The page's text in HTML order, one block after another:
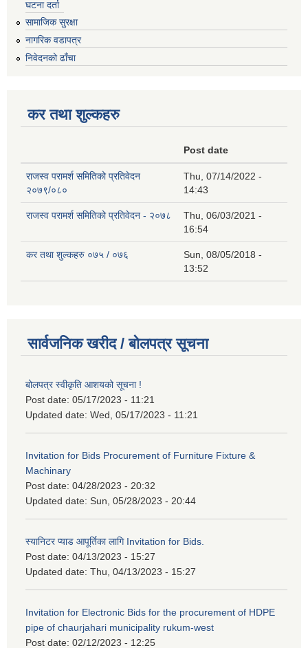
घटना दर्ता
सामाजिक सुरक्षा
नागरिक वडापत्र
निवेदनको ढाँचा
कर तथा शुल्कहरु
Post date
राजस्व परामर्श समितिको प्रतिवेदन
२०७९/०८०
Thu, 07/14/2022 -
14:43
राजस्व परामर्श समितिको प्रतिवेदन - २०७८
Thu, 06/03/2021 -
16:54
कर तथा शुल्कहरु ०७५ / ०७६
Sun, 08/05/2018 -
13:52
सार्वजनिक खरीद / बोलपत्र सूचना
बोलपत्र स्वीकृति आशयको सूचना !
Post date: 05/17/2023 - 11:21
Updated date: Wed, 05/17/2023 - 11:21
Invitation for Bids Procurement of Furniture Fixture &
Machinary
Post date: 04/28/2023 - 20:32
Updated date: Sun, 05/28/2023 - 20:44
स्यानिटर प्याड आपूर्तिका लागि Invitation for Bids.
Post date: 04/13/2023 - 15:27
Updated date: Thu, 04/13/2023 - 15:27
Invitation for Electronic Bids for the procurement of HDPE
pipe of chaurjahari municipality rukum-west
Post date: 02/12/2023 - 12:25